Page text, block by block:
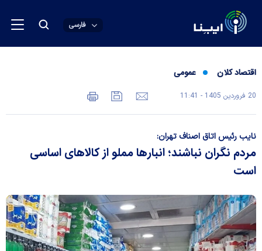
فارسی
اقتصاد کلان عمومی
20 فروردين 1405 - 11:41
نایب رئیس اتاق اصناف تهران:
مردم نگران نباشند؛ انبار‌ها مملو از کالا‌های اساسی
است